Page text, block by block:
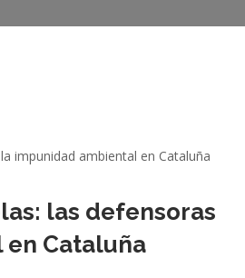
las defensoras
Cataluña